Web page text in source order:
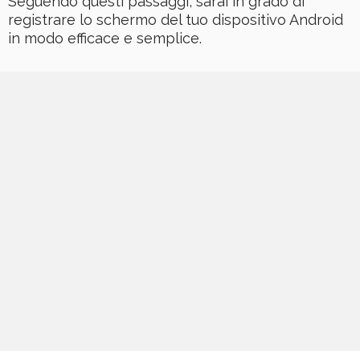
registrare lo schermo del tuo dispositivo Android
in modo efficace e semplice.